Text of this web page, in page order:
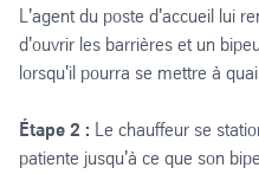
L'agent du poste d'accueil lui
d'ouvrir les barrières et un
lorsqu'il pourra se mettre à
Étape 2 : Le chauffeur se
patiente jusqu'à ce que son